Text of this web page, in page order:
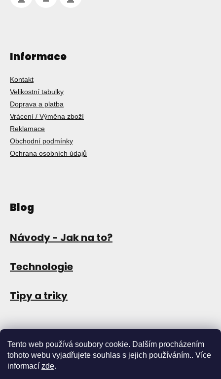
Tento web používá soubory cookie. Dalším procházením
tohoto webu vyjadřujete souhlas s jejich používáním.. Více
informací zde.
Informace
Kontakt
Velikostní tabulky
Doprava a platba
Vrácení / Výměna zboží
Reklamace
Obchodní podmínky
Ochrana osobních údajů
Blog
Návody - Jak na to?
Technologie
Tipy a triky